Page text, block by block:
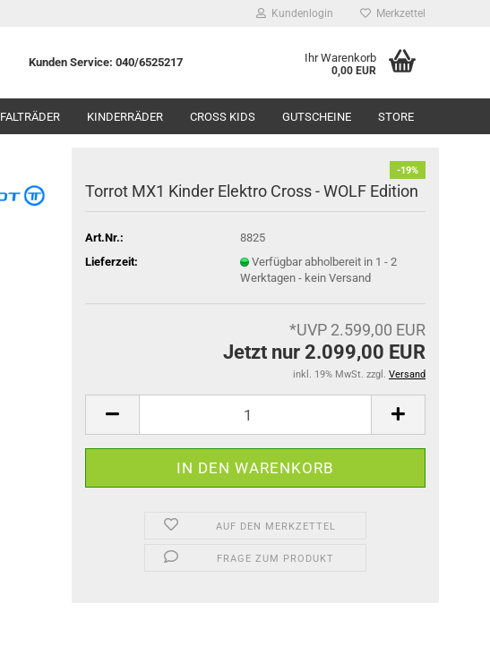
Kundenlogin Merkzettel
Kunden Service: 040/6525217 Ihr Warenkorb
0,00 EUR
FALTRÄDER KINDERRÄDER CROSS KIDS GUTSCHEINE STORE
-19%
Torrot MX1 Kinder Elektro Cross - WOLF Edition
Art.Nr.:
8825
Lieferzeit:
Verfügbar abholbereit in 1 - 2
Werktagen - kein Versand
*UVP 2.599,00 EUR
Jetzt nur 2.099,00 EUR
inkl. 19% MwSt. zzgl. Versand
AUF DEN MERKZETTEL
FRAGE ZUM PRODUKT